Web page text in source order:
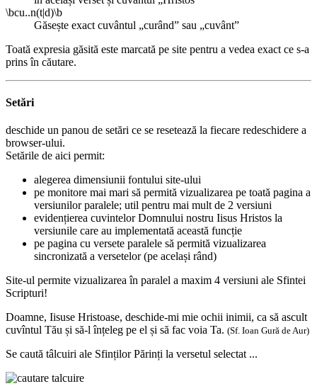
\bcu..n(t|d)\b
Găsește exact cuvântul „curând” sau „cuvânt”
Toată expresia găsită este marcată pe site pentru a vedea exact ce s-a
prins în căutare.
Setări
deschide un panou de setări ce se resetează la fiecare redeschidere a
browser-ului.
Setările de aici permit:
alegerea dimensiunii fontului site-ului
pe monitore mai mari să permită vizualizarea pe toată pagina a
versiunilor paralele; util pentru mai mult de 2 versiuni
evidențierea cuvintelor Domnului nostru Iisus Hristos la
versiunile care au implementată această funcție
pe pagina cu versete paralele să permită vizualizarea
sincronizată a versetelor (pe același rând)
Site-ul permite vizualizarea în paralel a maxim 4 versiuni ale Sfintei
Scripturi!
Doamne, Iisuse Hristoase, deschide-mi mie ochii inimii, ca să ascult
cuvîntul Tău și să-l înțeleg pe el și să fac voia Ta. (Sf. Ioan Gură de Aur)
Se caută tâlcuiri ale Sfinților Părinți la versetul selectat ...